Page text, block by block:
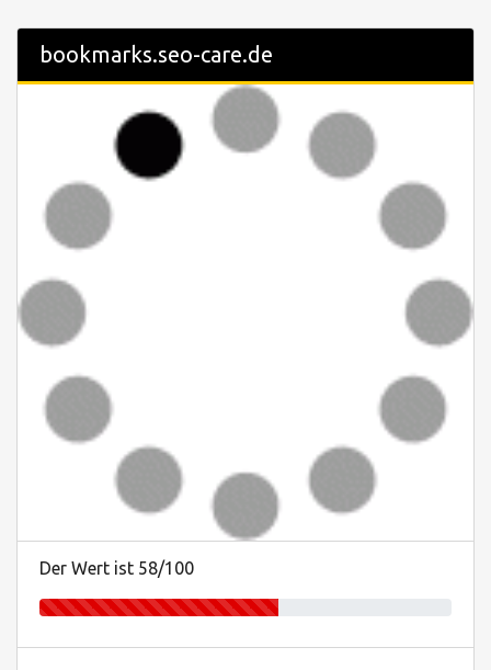
bookmarks.seo-care.de
Der Wert ist 58/100